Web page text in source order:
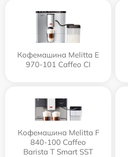
Кофемашина Melitta Е
970-101 Caffeo CI
Кофемашина Melitta F
840-100 Caffeo
Barista T Smart SST